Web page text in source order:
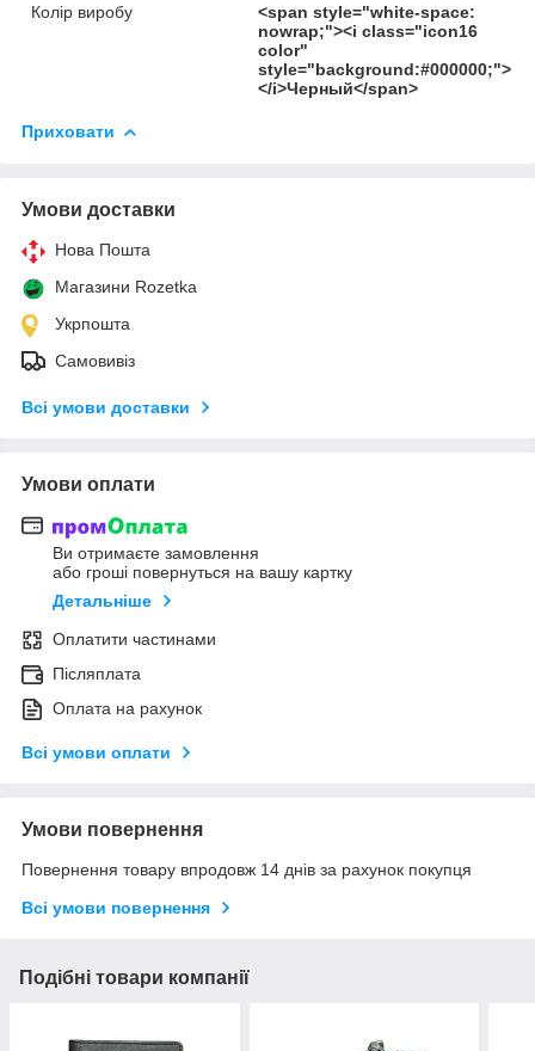
Колір виробу
<span style="white-space:
nowrap;"><i class="icon16
color"
style="background:#000000;">
</i>Черный</span>
Приховати
Умови доставки
Нова Пошта
Магазини Rozetka
Укрпошта
Самовивіз
Всі умови доставки
Умови оплати
Ви отримаєте замовлення
або гроші повернуться на вашу картку
Детальніше
Оплатити частинами
Післяплата
Оплата на рахунок
Всі умови оплати
Умови повернення
Повернення товару впродовж 14 днів за рахунок покупця
Всі умови повернення
Подібні товари компанії